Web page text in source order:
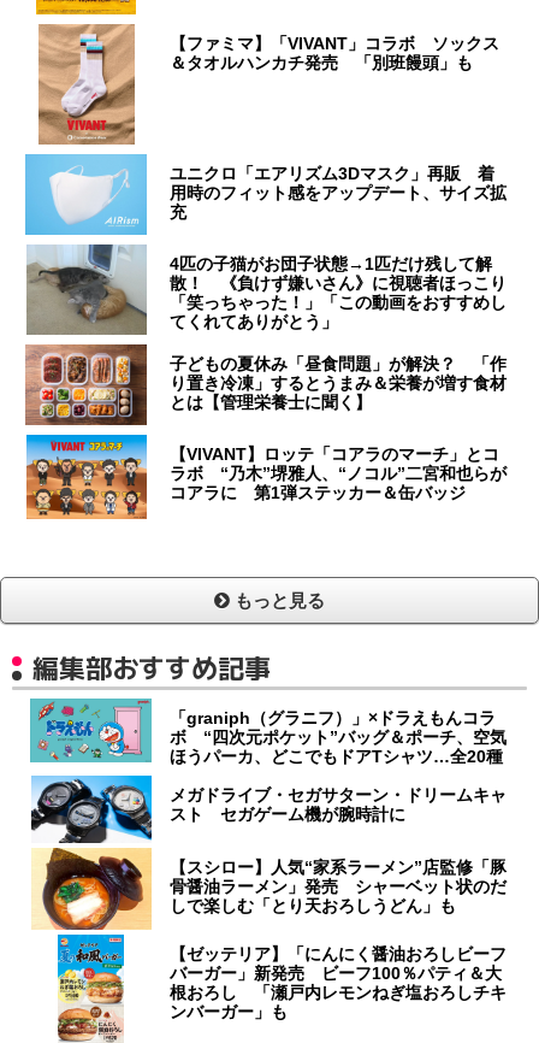
【ファミマ】「VIVANT」コラボ ソックス
＆タオルハンカチ発売 「別班饅頭」も
ユニクロ「エアリズム3Dマスク」再販 着
用時のフィット感をアップデート、サイズ拡
充
4匹の子猫がお団子状態→1匹だけ残して解
散！ 《負けず嫌いさん》に視聴者ほっこり
「笑っちゃった！」「この動画をおすすめし
てくれてありがとう」
子どもの夏休み「昼食問題」が解決？ 「作
り置き冷凍」するとうまみ＆栄養が増す食材
とは【管理栄養士に聞く】
【VIVANT】ロッテ「コアラのマーチ」とコ
ラボ “乃木”堺雅人、“ノコル”二宮和也らが
コアラに 第1弾ステッカー＆缶バッジ
もっと見る
編集部おすすめ記事
「graniph（グラニフ）」×ドラえもんコラ
ボ “四次元ポケット”バッグ＆ポーチ、空気
ほうパーカ、どこでもドアTシャツ…全20種
メガドライブ・セガサターン・ドリームキャ
スト セガゲーム機が腕時計に
【スシロー】人気“家系ラーメン”店監修「豚
骨醤油ラーメン」発売 シャーベット状のだ
しで楽しむ「とり天おろしうどん」も
【ゼッテリア】「にんにく醤油おろしビーフ
バーガー」新発売 ビーフ100％パティ＆大
根おろし 「瀬戸内レモンねぎ塩おろしチキ
ンバーガー」も